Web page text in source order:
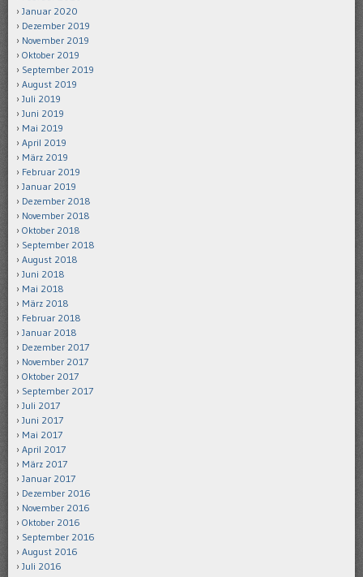
Januar 2020
Dezember 2019
November 2019
Oktober 2019
September 2019
August 2019
Juli 2019
Juni 2019
Mai 2019
April 2019
März 2019
Februar 2019
Januar 2019
Dezember 2018
November 2018
Oktober 2018
September 2018
August 2018
Juni 2018
Mai 2018
März 2018
Februar 2018
Januar 2018
Dezember 2017
November 2017
Oktober 2017
September 2017
Juli 2017
Juni 2017
Mai 2017
April 2017
März 2017
Januar 2017
Dezember 2016
November 2016
Oktober 2016
September 2016
August 2016
Juli 2016